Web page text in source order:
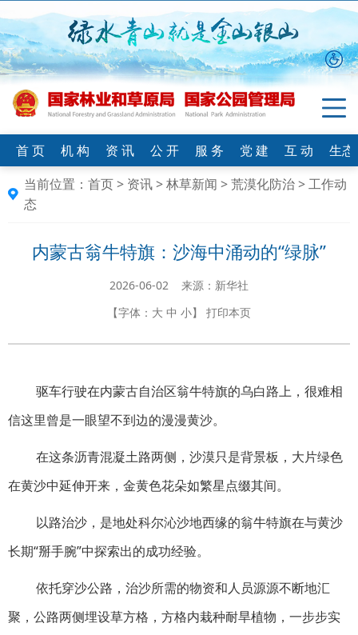
首 页 机 构 资 讯 公 开 服 务 党 建 互 动
生
当前位置： 首页> 资讯>林草新闻 >荒漠化防治>工作动
态
内蒙古翁牛特旗：沙海中涌动的“绿脉”
2026-06-02 来源：新华社
【字体： 大 中 小】 打印本页
驱车行驶在内蒙古自治区翁牛特旗的乌白路上，很难相
信这里曾是一眼望不到边的漫漫黄沙。
在这条沥青混凝土路两侧，沙漠只是背景板，大片绿色
在黄沙中延伸开来，金黄色花朵如繁星点缀其间。
以路治沙，是地处科尔沁沙地西缘的翁牛特旗在与黄沙
长期“掰手腕”中探索出的成功经验。
依托穿沙公路，治沙所需的物资和人员源源不断地汇
聚，公路两侧埋设草方格，方格内栽种耐旱植物，一步步实